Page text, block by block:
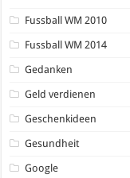
Fussball WM 2010
Fussball WM 2014
Gedanken
Geld verdienen
Geschenkideen
Gesundheit
Google